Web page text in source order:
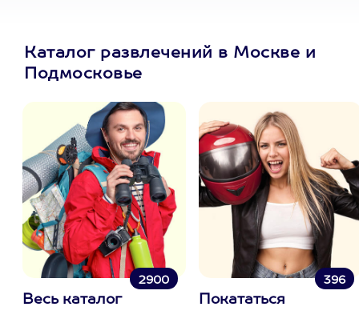
Каталог развлечений в Москве и
Подмосковье
2900
Весь каталог
396
Покататься